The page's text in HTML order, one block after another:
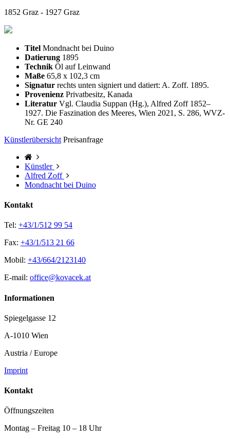
1852 Graz - 1927 Graz
Titel Mondnacht bei Duino
Datierung 1895
Technik Öl auf Leinwand
Maße 65,8 x 102,3 cm
Signatur rechts unten signiert und datiert: A. Zoff. 1895.
Provenienz Privatbesitz, Kanada
Literatur Vgl. Claudia Suppan (Hg.), Alfred Zoff 1852–
1927. Die Faszination des Meeres, Wien 2021, S. 286, WVZ-
Nr. GE 240
Künstlerübersicht Preisanfrage
Künstler
Alfred Zoff
Mondnacht bei Duino
Kontakt
Tel: +43/1/512 99 54
Fax: +43/1/513 21 66
Mobil: +43/664/2123140
E-mail: office@kovacek.at
Informationen
Spiegelgasse 12
A-1010 Wien
Austria / Europe
Imprint
Kontakt
Öffnungszeiten
Montag – Freitag 10 – 18 Uhr